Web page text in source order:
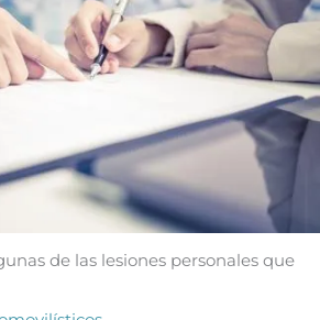
de las lesiones personales que